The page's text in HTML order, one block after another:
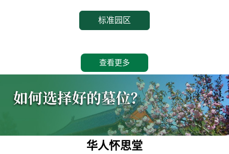
标准园区
查看更多
华人怀思堂